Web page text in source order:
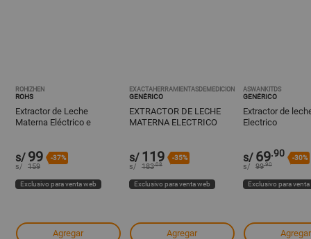
ROHIZHEN
ROHS
Extractor de Leche
Materna Eléctrico e
s/ 99 -37%
s/ 159
Exclusivo para venta web
Agregar
EXACTAHERRAMIENTASDEMEDICION
GENÉRICO
EXTRACTOR DE LECHE
MATERNA ELECTRICO
s/ 119 -35%
s/ 183.08
Exclusivo para venta web
Agregar
ASWANKITDS
GENÉRICO
Extractor de
Electrico
s/ 69.90 -30%
s/ 99.90
Exclusivo para
Agregar